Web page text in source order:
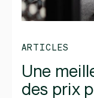
ARTICLES
Une
des prix